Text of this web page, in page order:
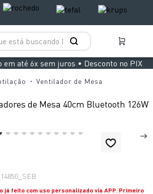
buscando hoje?
em até 6x sem juros • Desconto no PIX
Ventilador de Mesa
de Mesa 40cm Bluetooth 126W
já feito com uso personalizado via APP. Primeiro
MAIS BUSCADOS
lightmix